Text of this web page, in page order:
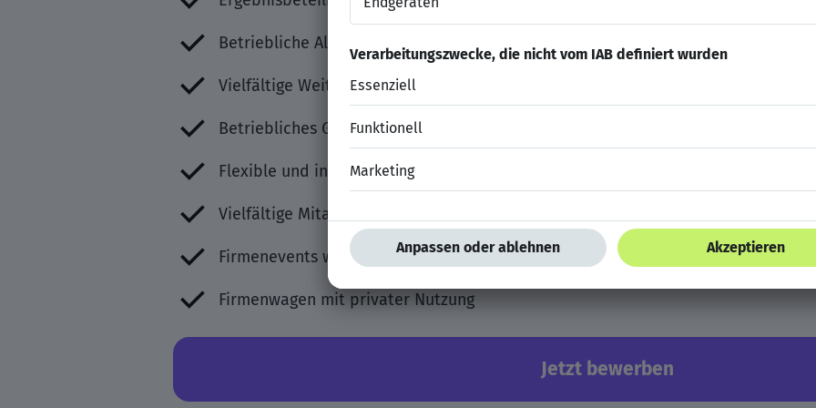
Betriebliche Altersvorsorge
Vielfältige Weiterbildungsmöglichkeiten durch unsere LEONHARD WEISS-
Betriebliches Gesundheitsmanagement
Flexible und innovative Arbeitsplätze mit modernster Technik
Vielfältige Mitarbeiterrabatte und Fitnesskooperationen z. B. Hansefit
Firmenevents wie z. B. Ausflüge, Sommerfest, Weihnachtsfeier
Firmenwagen mit privater Nutzung
Jetzt bewerben